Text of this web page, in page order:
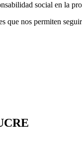
social en la
que nos permiten